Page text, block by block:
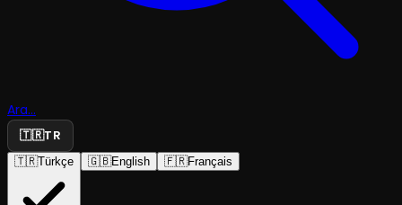
Ara...
🇹🇷TR
🇹🇷Türkçe 🇬🇧English 🇫🇷Français